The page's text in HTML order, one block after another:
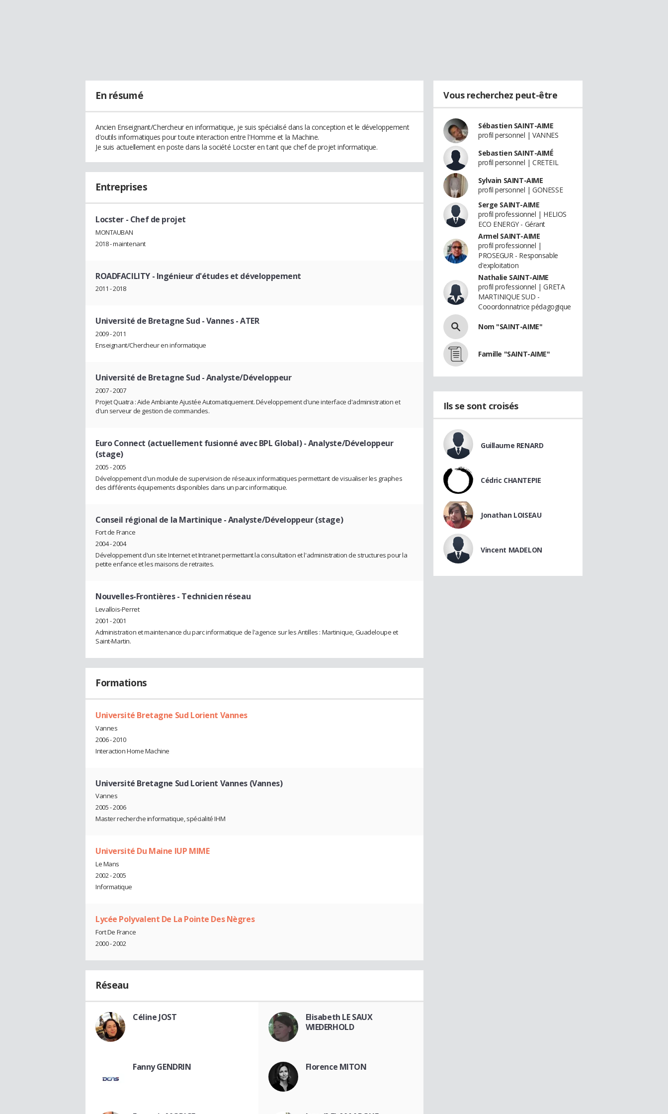
En résumé
Ancien Enseignant/Chercheur en informatique, je suis spécialisé dans la conception et le développement
d'outils informatiques pour toute interaction entre l'Homme et la Machine.
Je suis actuellement en poste dans la société Locster en tant que chef de projet informatique.
Entreprises
Locster - Chef de projet
MONTAUBAN
2018 - maintenant
ROADFACILITY- Ingénieur d'études et développement
2011 - 2018
Université de Bretagne Sud - Vannes- ATER
2009 - 2011
Enseignant/Chercheur en informatique
Université de Bretagne Sud - Analyste/Développeur
2007 - 2007
Projet Quatra : Aide Ambiante Ajustée Automatiquement. Développement d'une interface d'administration et
d'un serveur de gestion de commandes.
Euro Connect (actuellement fusionné avec BPL Global)- Analyste/Développeur
(stage)
2005 - 2005
Développement d'un module de supervision de réseaux informatiques permettant de visualiser les graphes
des différents équipements disponibles dans un parc informatique.
Conseil régional de la Martinique - Analyste/Développeur (stage)
Fort de France
2004 - 2004
Développement d'un site Internet et Intranet permettant la consultation et l'administration de structures pour la
petite enfance et les maisons de retraites.
Nouvelles-Frontières- Technicien réseau
Levallois-Perret
2001 - 2001
Administration et maintenance du parc informatique de l'agence sur les Antilles : Martinique, Guadeloupe et
Saint-Martin.
Formations
Université Bretagne Sud Lorient Vannes
Vannes
2006 - 2010
Interaction Home Machine
Université Bretagne Sud Lorient Vannes (Vannes)
Vannes
2005 - 2006
Master recherche informatique, spécialité IHM
Université Du Maine IUP MIME
Le Mans
2002 - 2005
Informatique
Lycée Polyvalent De La Pointe Des Nègres
Fort De France
2000 - 2002
Réseau
Céline JOST
Elisabeth LE SAUX
WIEDERHOLD
Fanny GENDRIN Florence MITON
Vous recherchez peut-être
Sébastien SAINT-AIME
profil personnel | VANNES
Sebastien SAINT-AIMÉ
profil personnel | CRETEIL
Sylvain SAINT-AIME
profil personnel | GONESSE
Serge SAINT-AIME
profil professionnel | HELIOS
ECO ENERGY - Gérant
Armel SAINT-AIME
profil professionnel |
PROSEGUR - Responsable
d'exploitation
Nathalie SAINT-AIME
profil professionnel | GRETA
MARTINIQUE SUD -
Cooordonnatrice pédagogique
Nom "SAINT-AIME"
Famille "SAINT-AIME"
Ils se sont croisés
Guillaume RENARD
Cédric CHANTEPIE
Jonathan LOISEAU
Vincent MADELON